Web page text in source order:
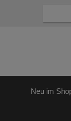
Neu im